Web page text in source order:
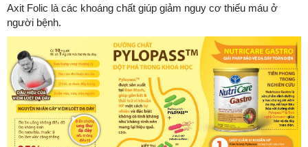
Axit Folic là các khoáng chất giúp giảm nguy cơ thiếu máu ở
người bệnh.